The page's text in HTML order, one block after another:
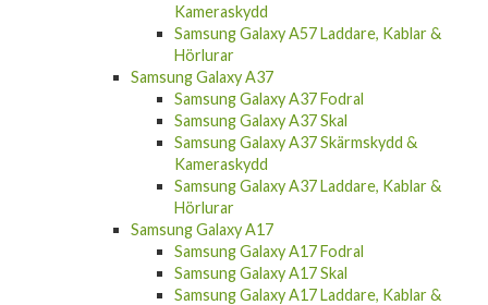
Kameraskydd
Samsung Galaxy A57 Laddare, Kablar &
Hörlurar
Samsung Galaxy A37
Samsung Galaxy A37 Fodral
Samsung Galaxy A37 Skal
Samsung Galaxy A37 Skärmskydd &
Kameraskydd
Samsung Galaxy A37 Laddare, Kablar &
Hörlurar
Samsung Galaxy A17
Samsung Galaxy A17 Fodral
Samsung Galaxy A17 Skal
Samsung Galaxy A17 Laddare, Kablar &